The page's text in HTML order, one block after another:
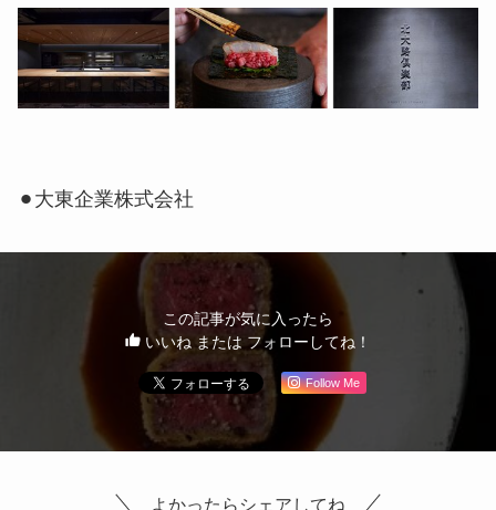
⚫︎大東企業株式会社
この記事が気に入ったら
いいね または フォローしてね！
Follow Me
よかったらシェアしてね